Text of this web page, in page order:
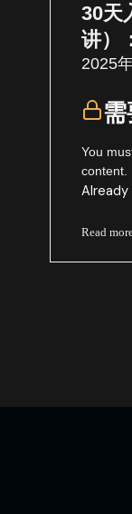
30天
讲）
2025
You
content.
Read